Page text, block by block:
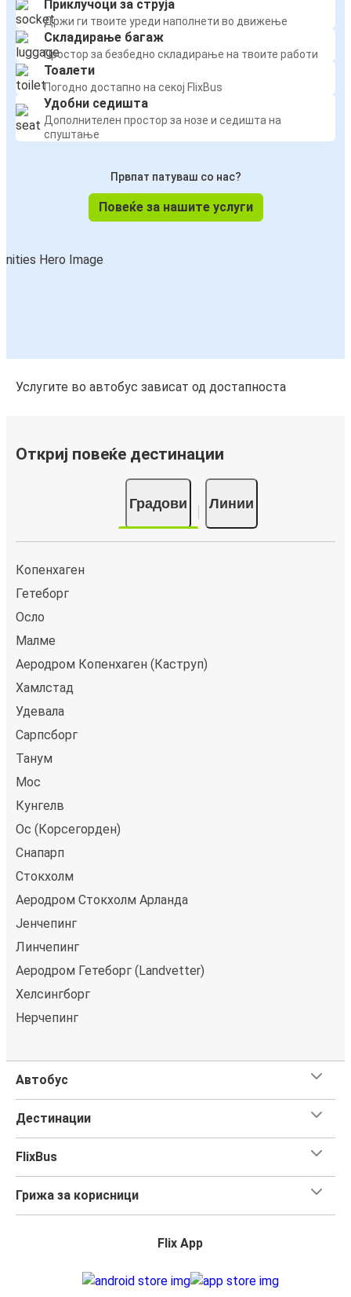
Приклучоци за струја
Држи ги твоите уреди наполнети во движење
Складирање багаж
Простор за безбедно складирање на твоите работи
Тоалети
Погодно достапно на секој FlixBus
Удобни седишта
Дополнителен простор за нозе и седишта на
спуштање
Првпат патуваш со нас?
Повеќе за нашите услуги
Услугите во автобус зависат од достапноста
Откриј повеќе дестинации
Градови Линии
Копенхаген
Гетеборг
Осло
Малме
Аеродром Копенхаген (Каструп)
Хамлстад
Удевала
Сарпсборг
Танум
Мос
Кунгелв
Ос (Корсегорден)
Снапарп
Стокхолм
Аеродром Стокхолм Арланда
Јенчепинг
Линчепинг
Аеродром Гетеборг (Landvetter)
Хелсингборг
Нерчепинг
Автобус
Дестинации
FlixBus
Грижа за корисници
Flix App